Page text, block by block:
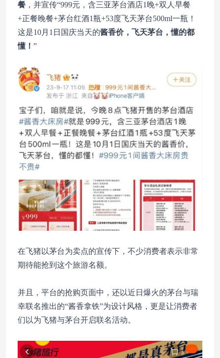
餐 ，并宣传“999元，含三亚茅台酒店1晚+双人早餐
+正餐晚餐+茅台红酒1瓶+53度飞天茅台500ml一瓶！
这是10月1日国庆当天的酱香价，飞天茅台，懂的都
懂！ ”
在飞猪以茅台为卖点的宣传下，不少消费者表示非常
期待能抢到这个旅游名额。
并且，平台的抢购页面中，还以近日爆火的茅台与瑞
幸联名推出的“酱香拿铁”为设计风格，更是让消费者
们以为飞猪与茅台开启联名活动。